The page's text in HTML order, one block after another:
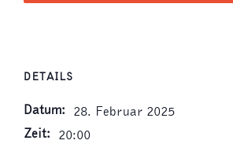
DETAILS
Datum: 28. Februar 2025
Zeit: 20:00